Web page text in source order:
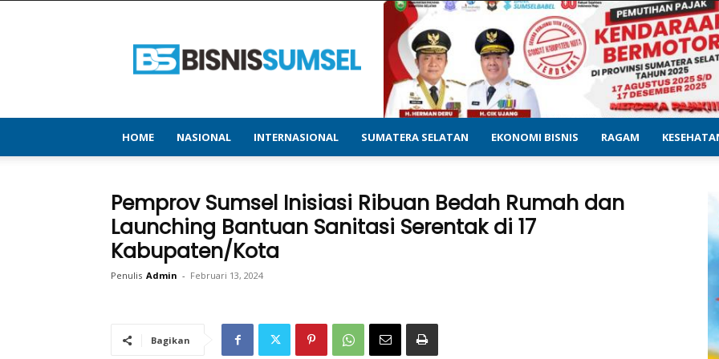
–
Menyajikan
&
Terupdate
HOME NASIONAL INTERNASIONAL SUMATERA SELATAN EKONOMI BISNIS RAGAM
Pemprov Sumsel Inisiasi Ribuan Bedah Rumah dan
Launching Bantuan Sanitasi Serentak di 17
Kabupaten/Kota
Penulis Admin - Februari 13, 2024
Bagikan